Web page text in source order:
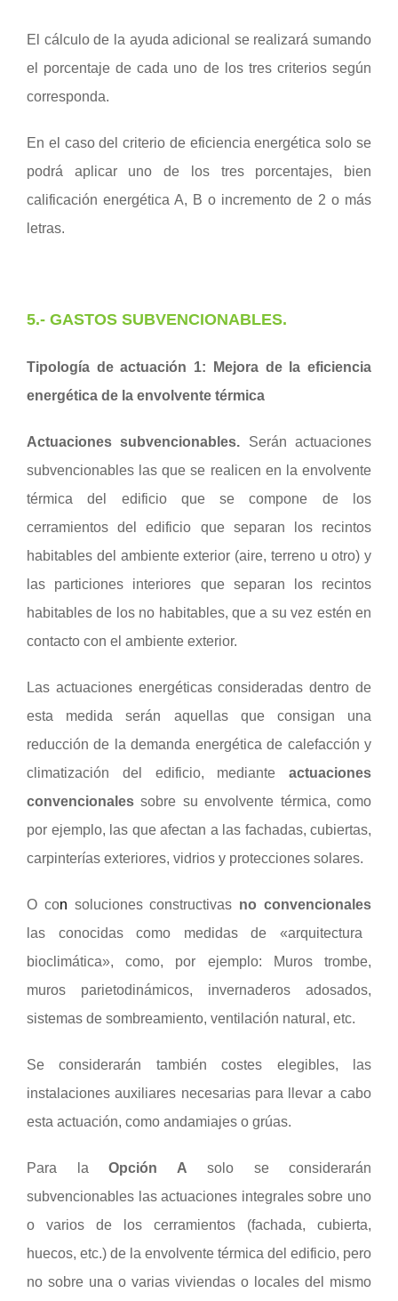
El cálculo de la ayuda adicional se realizará sumando
el porcentaje de cada uno de los tres criterios según
corresponda.
En el caso del criterio de eficiencia energética solo se
podrá aplicar uno de los tres porcentajes, bien
calificación energética A, B o incremento de 2 o más
letras.
5.- GASTOS SUBVENCIONABLES.
Tipología de actuación 1: Mejora de la eficiencia
energética de la envolvente térmica
Actuaciones subvencionables. Serán actuaciones
subvencionables las que se realicen en la envolvente
térmica del edificio que se compone de los
cerramientos del edificio que separan los recintos
habitables del ambiente exterior (aire, terreno u otro) y
las particiones interiores que separan los recintos
habitables de los no habitables, que a su vez estén en
contacto con el ambiente exterior.
Las actuaciones energéticas consideradas dentro de
esta medida serán aquellas que consigan una
reducción de la demanda energética de calefacción y
climatización del edificio, mediante actuaciones
convencionales sobre su envolvente térmica, como
por ejemplo, las que afectan a las fachadas, cubiertas,
carpinterías exteriores, vidrios y protecciones solares.
O con soluciones constructivas no convencionales
las conocidas como medidas de «arquitectura
bioclimática»,
como, por ejemplo: Muros trombe,
muros parietodinámicos, invernaderos adosados,
sistemas de sombreamiento, ventilación natural, etc.
Se considerarán también costes elegibles, las
instalaciones auxiliares necesarias para llevar a cabo
esta actuación, como andamiajes o grúas.
Para la Opción A solo se considerarán
subvencionables las actuaciones integrales sobre uno
o varios de los cerramientos (fachada, cubierta,
huecos, etc.) de la envolvente térmica del edificio, pero
no sobre una o varias viviendas o locales del mismo